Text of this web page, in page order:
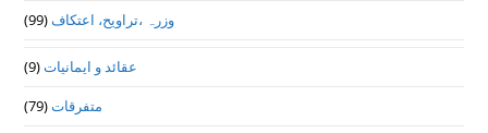
وزرہ ،تراويح، اعتكاف(99)
عقائد و ایمانیات(9)
متفرقات(79)